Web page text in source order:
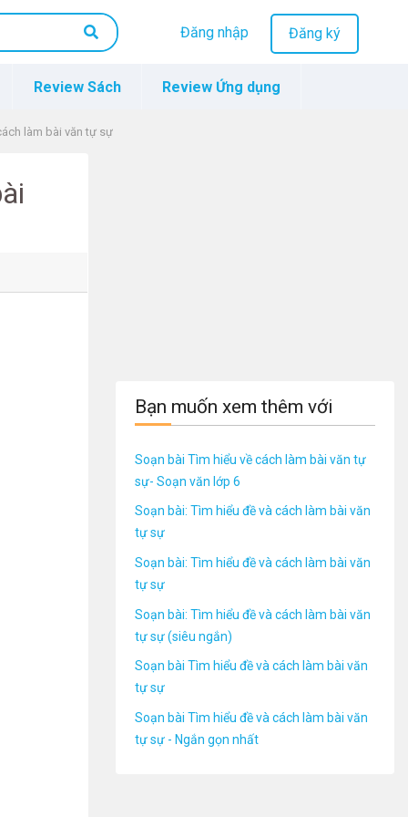
Đăng nhập Đăng ký
Review Sách Review Ứng dụng
làm bài văn tự sự
Bạn muốn xem thêm với
Soạn bài Tìm hiểu về cách làm bài văn tự
sự- Soạn văn lớp 6
Soạn bài: Tìm hiểu đề và cách làm bài văn
tự sự
Soạn bài: Tìm hiểu đề và cách làm bài văn
tự sự
Soạn bài: Tìm hiểu đề và cách làm bài văn
tự sự (siêu ngắn)
Soạn bài Tìm hiểu đề và cách làm bài văn
tự sự
Soạn bài Tìm hiểu đề và cách làm bài văn
tự sự - Ngắn gọn nhất